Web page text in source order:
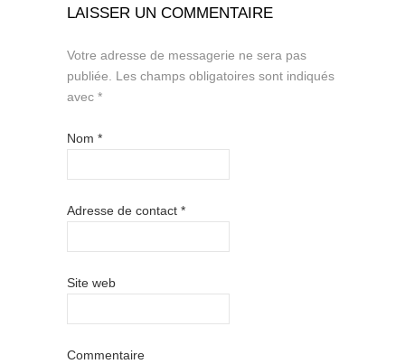
LAISSER UN COMMENTAIRE
Votre adresse de messagerie ne sera pas
publiée. Les champs obligatoires sont indiqués
avec *
Nom *
Adresse de contact *
Site web
Commentaire